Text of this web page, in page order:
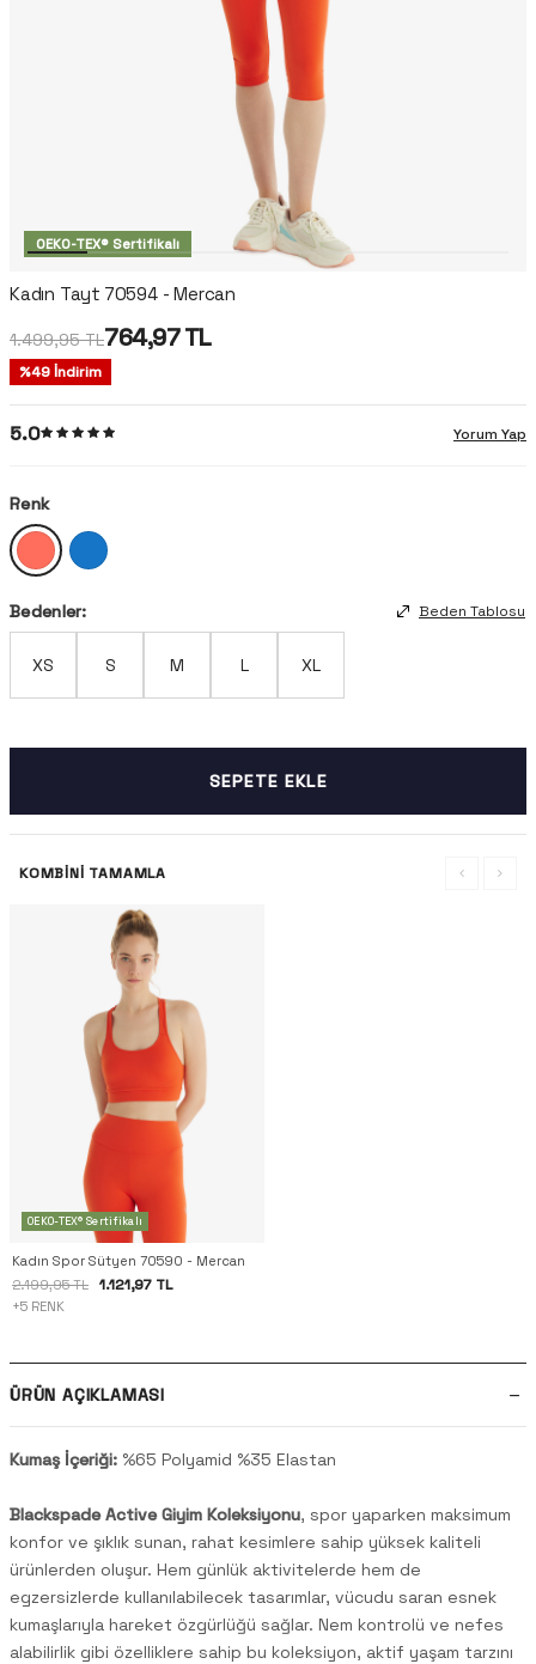
OEKO-TEX® Sertifikalı
Kadın Tayt 70594 - Mercan
1.499,95TL764,97TL
%49İndirim
5.0 Yorum Yap
Renk
Bedenler: Beden Tablosu
XS S M L XL
SEPETE EKLE
KOMBINI TAMAMLA
OEKO-TEX® Sertifikalı
Kadın Spor Sütyen 70590 - Mercan
2.199,95 TL
1.121,97 TL
+5 RENK
ÜRÜN AÇIKLAMASI
Kumaş İçeriği: %65 Polyamid %35 Elastan
Blackspade Active Giyim Koleksiyonu, spor yaparken maksimum
konfor ve şıklık sunan, rahat kesimlere sahip yüksek kaliteli
ürünlerden oluşur. Hem günlük aktivitelerde hem de
egzersizlerde kullanılabilecek tasarımlar, vücudu saran esnek
kumaşlarıyla hareket özgürlüğü sağlar. Nem kontrolü ve nefes
alabilirlik gibi özelliklere sahip bu koleksiyon, aktif yaşam tarzını